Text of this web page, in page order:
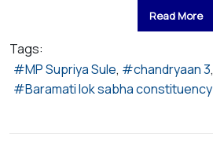
Read More
Tags:
MP Supriya Sule
chandryaan 3
Baramati lok sabha constituency